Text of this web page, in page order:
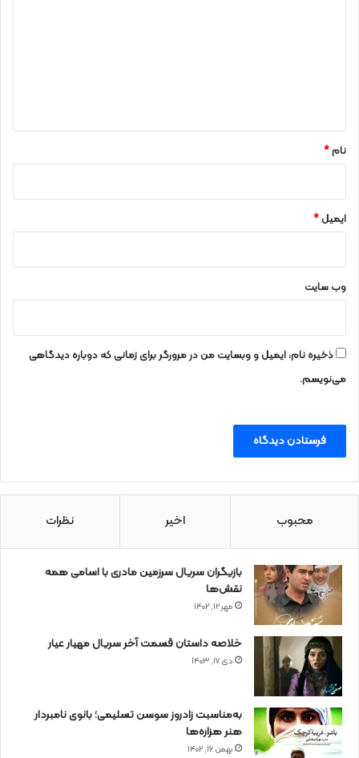
نام*
ایمیل*
وب‌ سایت
ذخیره نام، ایمیل و وبسایت من در مرورگر برای زمانی که دوباره دیدگاهی
می‌نویسم.
محبوب اخیر نظرات
بازیگران سریال سرزمین مادری با اسامی همه
نقش‌ها
مهر ۱۲, ۱۴۰۲
خلاصه داستان قسمت آخر سریال مهیار عیار
دی ۱۷, ۱۴۰۳
به‌مناسبت زادروز سوسن تسلیمی؛ بانوی نامبردار
هنر هزاره‌ها
بهمن ۱۶, ۱۴۰۲